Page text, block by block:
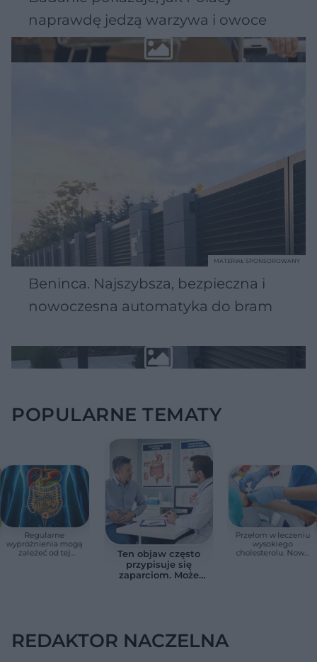
naprawdę jedzą warzywa i owoce
Beninca. Najszybsza, bezpieczna i
nowoczesna automatyka do bram
MATERIAŁ SPONSOROWANY
POPULARNE TEMATY
Regularne
wypróżnienia mogą
zależeć od tej
Ten objaw często
przypisuje się
zaparciom. Może
Przełom w leczeniu
wysokiego
cholesterolu. Nowa
REDAKTOR NACZELNA